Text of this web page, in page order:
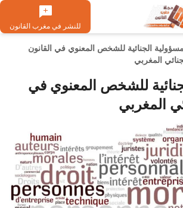
للنشر في مغرب القانون
الجنائية للشخص المعنوي في القانون
المغربي
للشخص المعنوي في
المغربي